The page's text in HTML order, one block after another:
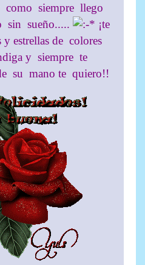
siempre llego
sin sueño.....
¡te
estrellas de colores
y siempre te
su mano te quiero!!